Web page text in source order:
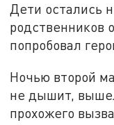
Дети остались
родственников
попробовал
Ночью второй
не дышит,
прохожего